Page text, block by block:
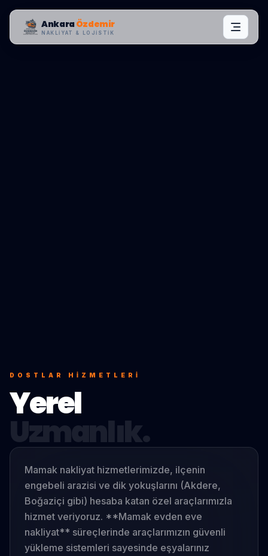
AnkaraÖzdemir
NAKLIYAT & LOJISTIK
DOSTLAR HIZMETLERI
Yerel
Uzmanlık.
Mamak nakliyat hizmetlerimizde, ilçenin
engebeli arazisi ve dik yokuşlarını (Akdere,
Boğaziçi gibi) hesaba katan özel araçlarımızla
hizmet veriyoruz. **Mamak evden eve
nakliyat** süreçlerinde araçlarımızın güvenli
yükleme sistemleri sayesinde eşyalarınız